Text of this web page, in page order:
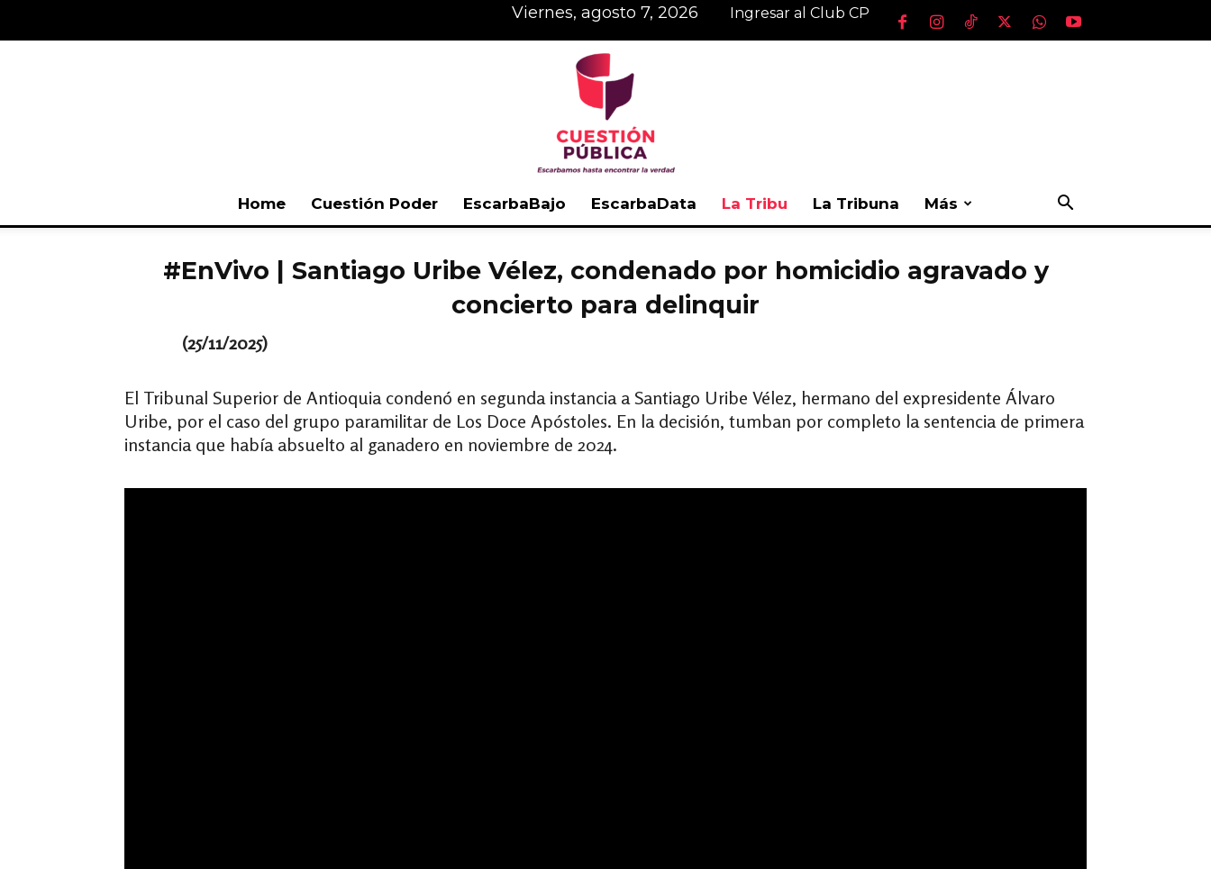
viernes, agosto 7, 2026 Ingresar al Club CP
Home Cuestión Poder EscarbaBajo EscarbaData La Tribu La Tribuna Más
#EnVivo | Santiago Uribe Vélez, condenado por homicidio agravado y
concierto para delinquir
(25/11/2025)
El Tribunal Superior de Antioquia condenó en segunda instancia a Santiago Uribe Vélez, hermano del expresidente Álvaro
Uribe, por el caso del grupo paramilitar de Los Doce Apóstoles. En la decisión, tumban por completo la sentencia de primera
instancia que había absuelto al ganadero en noviembre de 2024.